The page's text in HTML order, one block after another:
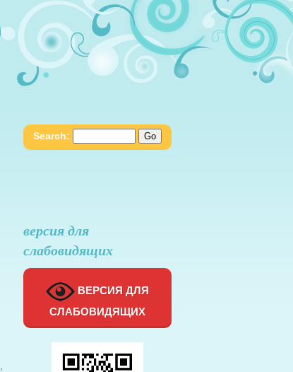
Search:
версия для
слабовидящих
ВЕРСИЯ ДЛЯ
СЛАБОВИДЯЩИХ